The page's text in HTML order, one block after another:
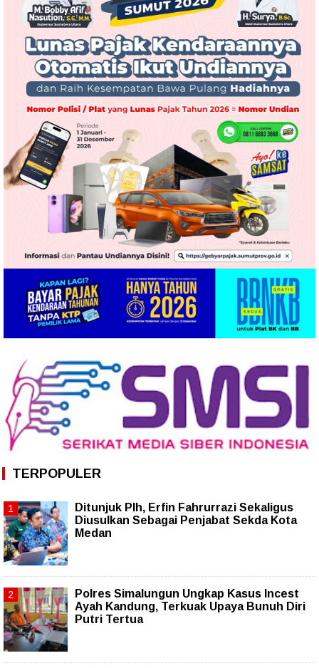
TERPOPULER
Ditunjuk Plh, Erfin Fahrurrazi Sekaligus
Diusulkan Sebagai Penjabat Sekda Kota
Medan
Polres Simalungun Ungkap Kasus Incest
Ayah Kandung, Terkuak Upaya Bunuh Diri
Putri Tertua